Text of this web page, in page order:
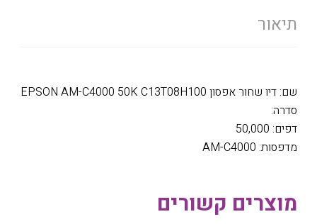
תיאור
שם: דיו שחור אפסון EPSON AM-C4000 50K C13T08H100
סדרה:
דפים: 50,000
מדפסות: AM-C4000
מוצרים קשורים